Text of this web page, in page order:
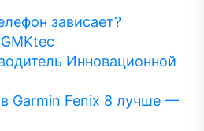
зависает?
Инновационной
Garmin Fenix 8 лучше —